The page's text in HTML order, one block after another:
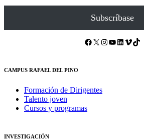
Subscríbase
Facebook X Instagram YouTube LinkedIn Vimeo TikTok
CAMPUS RAFAEL DEL PINO
Formación de Dirigentes
Talento joven
Cursos y programas
INVESTIGACIÓN